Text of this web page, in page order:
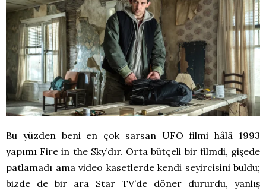
Bu yüzden beni en çok sarsan UFO filmi hâlâ 1993
yapımı Fire in the Sky’dır. Orta bütçeli bir filmdi, gişede
patlamadı ama video kasetlerde kendi seyircisini buldu;
bizde de bir ara Star TV’de döner dururdu, yanlış